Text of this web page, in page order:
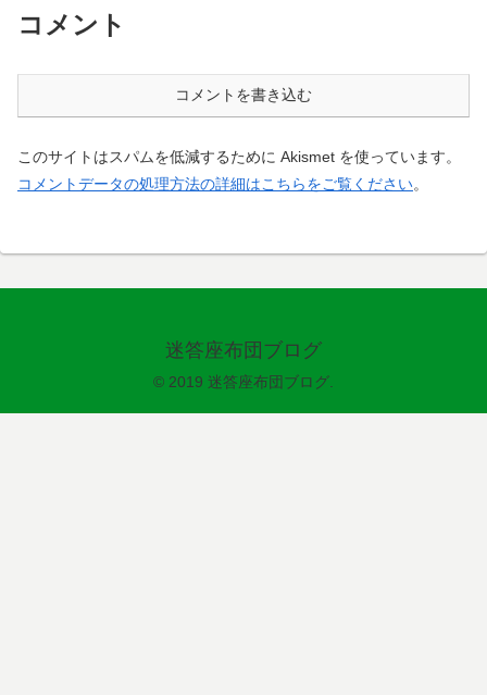
コメント
コメントを書き込む
このサイトはスパムを低減するために Akismet を使っています。
コメントデータの処理方法の詳細はこちらをご覧ください。
迷答座布団ブログ
© 2019 迷答座布団ブログ.